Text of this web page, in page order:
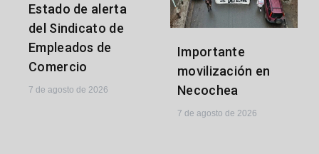
Estado de alerta
del Sindicato de
Empleados de
Comercio
7 de agosto de 2026
Importante
movilización en
Necochea
7 de agosto de 2026